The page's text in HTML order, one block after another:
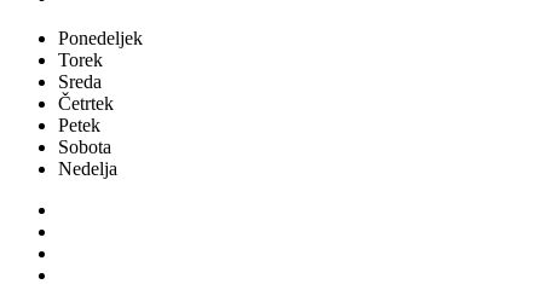
Ponedeljek
Torek
Sreda
Četrtek
Petek
Sobota
Nedelja